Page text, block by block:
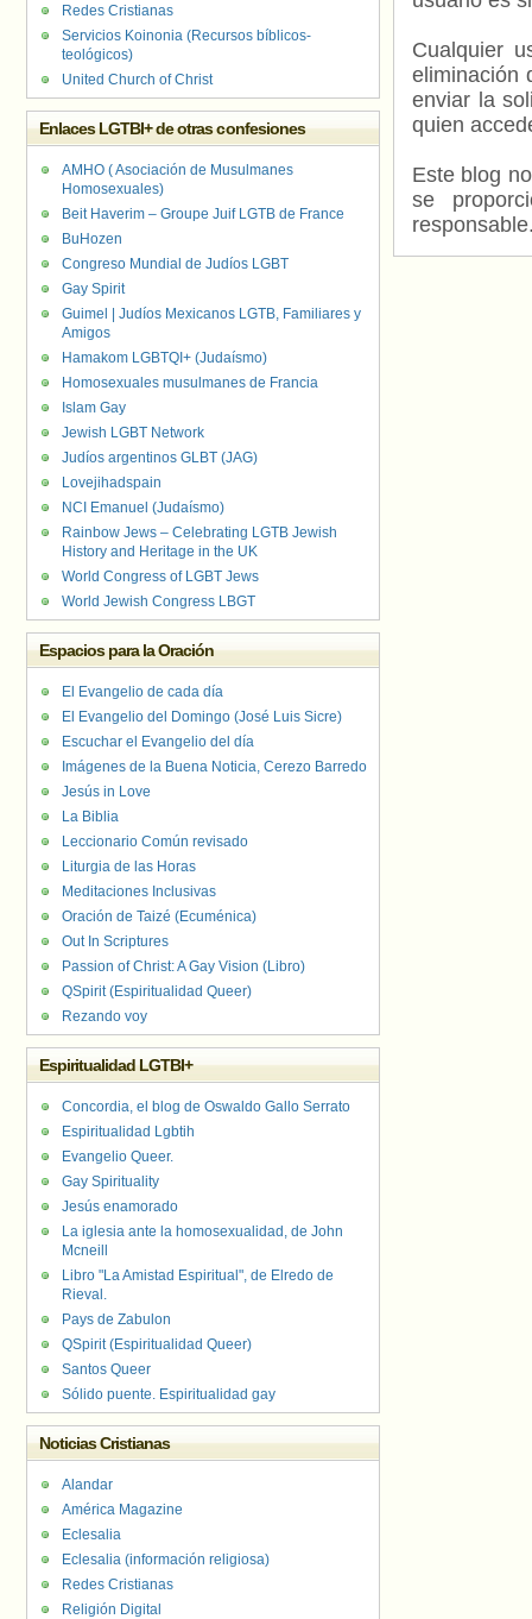
Cualquier
eliminación
enviar la
quien
Este blog
se
Redes Cristianas
Servicios Koinonia (Recursos bíblicos-
teológicos)
United Church of Christ
Enlaces LGTBI+ de otras confesiones
AMHO ( Asociación de Musulmanes
Homosexuales)
Beit Haverim – Groupe Juif LGTB de France
BuHozen
Congreso Mundial de Judíos LGBT
Gay Spirit
Guimel | Judíos Mexicanos LGTB, Familiares y
Amigos
Hamakom LGBTQI+ (Judaísmo)
Homosexuales musulmanes de Francia
Islam Gay
Jewish LGBT Network
Judíos argentinos GLBT (JAG)
Lovejihadspain
NCI Emanuel (Judaísmo)
Rainbow Jews – Celebrating LGTB Jewish
History and Heritage in the UK
World Congress of LGBT Jews
World Jewish Congress LBGT
Espacios para la Oración
El Evangelio de cada día
El Evangelio del Domingo (José Luis Sicre)
Escuchar el Evangelio del día
Imágenes de la Buena Noticia, Cerezo Barredo
Jesús in Love
La Biblia
Leccionario Común revisado
Liturgia de las Horas
Meditaciones Inclusivas
Oración de Taizé (Ecuménica)
Out In Scriptures
Passion of Christ: A Gay Vision (Libro)
QSpirit (Espiritualidad Queer)
Rezando voy
Espiritualidad LGTBI+
Concordia, el blog de Oswaldo Gallo Serrato
Espiritualidad Lgbtih
Evangelio Queer.
Gay Spirituality
Jesús enamorado
La iglesia ante la homosexualidad, de John
Mcneill
Libro "La Amistad Espiritual", de Elredo de
Rieval.
Pays de Zabulon
QSpirit (Espiritualidad Queer)
Santos Queer
Sólido puente. Espiritualidad gay
Noticias Cristianas
Alandar
América Magazine
Eclesalia
Eclesalia (información religiosa)
Redes Cristianas
Religión Digital